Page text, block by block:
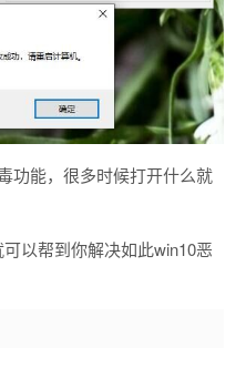
功能，很多时候打开什么就
以帮到你解决如此win10恶